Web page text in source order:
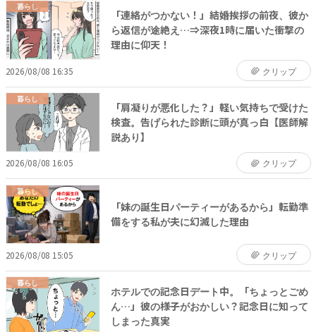
暮らし
「連絡がつかない！」結婚挨拶の前夜、彼か
ら返信が途絶え…⇒深夜1時に届いた衝撃の
理由に仰天！
2026/08/08 16:35 クリップ
暮らし
「肩凝りが悪化した？」軽い気持ちで受けた
検査。告げられた診断に頭が真っ白【医師解
説あり】
2026/08/08 16:05 クリップ
暮らし
「妹の誕生日パーティーがあるから」転勤準
備をする私が夫に幻滅した理由
2026/08/08 15:05 クリップ
暮らし
ホテルでの記念日デート中。「ちょっとごめ
ん…」彼の様子がおかしい？記念日に知って
しまった真実